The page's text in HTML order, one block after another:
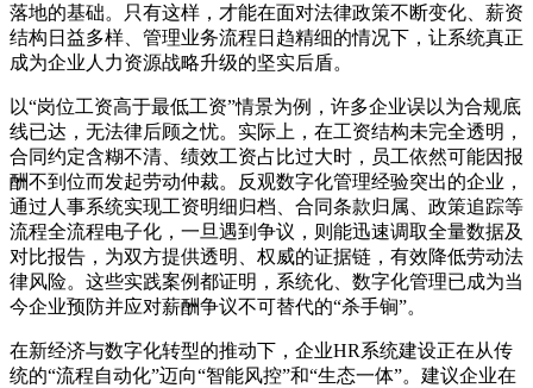
落地的基础。只有这样，才能在面对法律政策不断变化、薪资
结构日益多样、管理业务流程日趋精细的情况下，让系统真正
成为企业人力资源战略升级的坚实后盾。
以“岗位工资高于最低工资”情景为例，许多企业误以为合规底
线已达，无法律后顾之忧。实际上，在工资结构未完全透明，
合同约定含糊不清、绩效工资占比过大时，员工依然可能因报
酬不到位而发起劳动仲裁。反观数字化管理经验突出的企业，
通过人事系统实现工资明细归档、合同条款归属、政策追踪等
流程全流程电子化，一旦遇到争议，则能迅速调取全量数据及
对比报告，为双方提供透明、权威的证据链，有效降低劳动法
律风险。这些实践案例都证明，系统化、数字化管理已成为当
今企业预防并应对薪酬争议不可替代的“杀手锏”。
在新经济与数字化转型的推动下，企业HR系统建设正在从传
统的“流程自动化”迈向“智能风控”和“生态一体”。建议企业在